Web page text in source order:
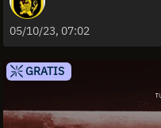
05/10/23, 07:02
GRATIS